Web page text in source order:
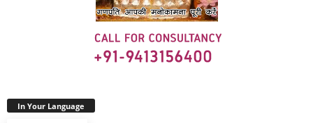
In Your Language